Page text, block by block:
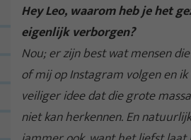
Hey Leo, waarom heb je het
eigenlijk verborgen?
Nou; er zijn best wat mensen
of mij op Instagram volgen en
veiliger idee dat die grote
niet kan herkennen. En